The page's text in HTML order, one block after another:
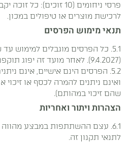
לרכישת מוצרים או טיפולים במכון.
תנאי מימוש הפרסים
5.1. כל הפרסים מוגבלים למימוש
(9.4.2027). לאחר מועד זה יפוג תוקפם.
5.2. הפרסים הינם אישיים, אינם
ואינם ניתנים להמרה לכסף או
שהם זיכוי במהותם).
הצהרות ויתור ואחריות
6.1. עצם ההשתתפות במבצע
לתנאי תקנון זה.